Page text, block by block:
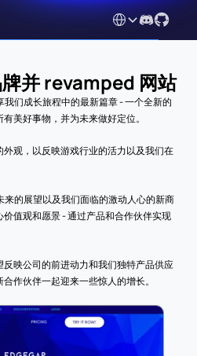
Select Language
并 revamped 网站
们成长旅程中的最新篇章 - 一个全新的
美好事物，并为未来做好定位。
观，以反映游戏行业的活力以及我们在
的展望以及我们面临的激动人心的新商
值观和愿景 - 通过产品和合作伙伴实现
映公司的前进动力和我们独特产品供应
作伙伴一起迎来一些惊人的增长。